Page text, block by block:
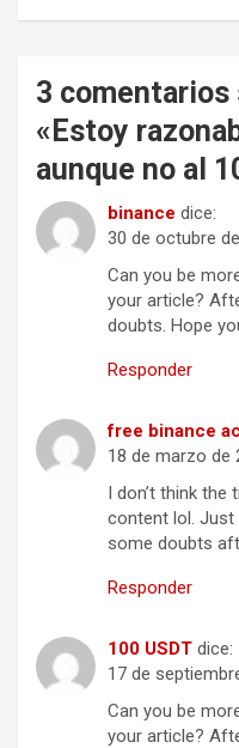
3 comentarios
«Estoy
aunque no al
binance dice:
30 de octubre
Can you be
your article?
doubts. Hope
Responder
free binance
18 de marzo de
I don’t think
content lol. Just
some doubts
Responder
100 USDT dice:
17 de
Can you be
your article?